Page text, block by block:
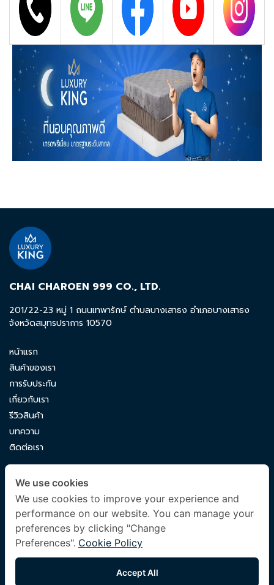
CHAI CHAROEN 999 CO., LTD.
201/22-23 หมู่ 1 ถนนเทพารักษ์ ตำบลบางเสาธง อำเภอบางเสาธง
จังหวัดสมุทรปราการ 10570
หน้าแรก
สินค้าของเรา
การรับประกัน
เกี่ยวกับเรา
รีวิวสินค้า
บทความ
ติดต่อเรา
luxuryking.mattress@gmail.com
082 419 9871
FOLLOW US
We use cookies
We use cookies to improve your experience and
performance on our website. You can manage your
preferences by clicking "Change
Preferences". Cookie Policy
Accept All